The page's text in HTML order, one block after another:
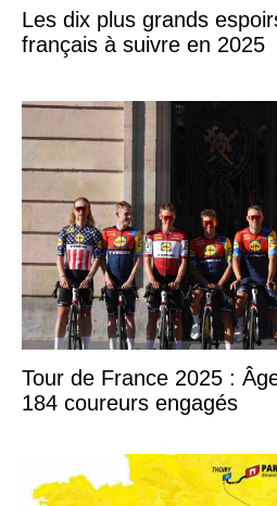
Les dix plus grands
français à suivre en 2025
Tour de France 2025 :
184 coureurs engagés